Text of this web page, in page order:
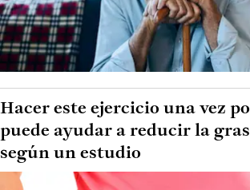
Hacer este ejercicio una vez
puede ayudar a reducir la
según un estudio